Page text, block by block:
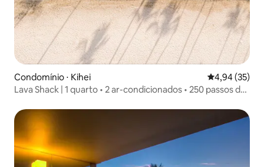
Condomínio ⋅ Kihei 4,94 de uma
4,94 (35)
Lava Shack | 1 quarto • 2 ar-condicionados • 250 passos da